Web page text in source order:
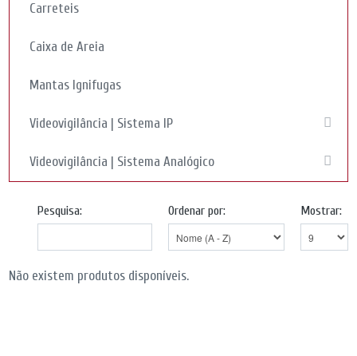
Carreteis
Caixa de Areia
Mantas Ignifugas
Videovigilância | Sistema IP
Videovigilância | Sistema Analógico
Mostrar:
Ordenar por:
Pesquisa:
Não existem produtos disponíveis.